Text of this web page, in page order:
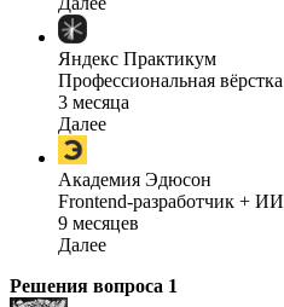
Яндекс Практикум
Профессиональная
3 месяца
Далее
Академия Эдюсон
Frontend-разработчик + ИИ
9 месяцев
Далее
Решения вопроса 1